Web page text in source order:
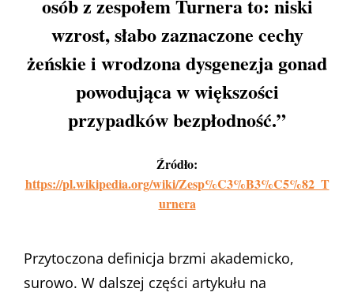
osób z zespołem Turnera to: niski
wzrost, słabo zaznaczone cechy
żeńskie i wrodzona dysgenezja gonad
powodująca w większości
przypadków bezpłodność.”
Źródło:
https://pl.wikipedia.org/wiki/Zesp%C3%B3%C5%82_T
urnera
Przytoczona definicja brzmi akademicko,
surowo. W dalszej części artykułu na